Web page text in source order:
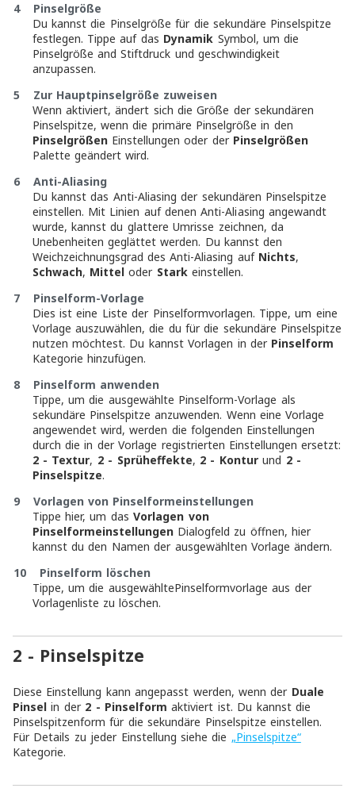
4
Pinselgröße
Du kannst die Pinselgröße für die sekundäre Pinselspitze
festlegen. Tippe auf das Dynamik Symbol, um die
Pinselgröße and Stiftdruck und geschwindigkeit
anzupassen.
5
Zur Hauptpinselgröße zuweisen
Wenn aktiviert, ändert sich die Größe der sekundären
Pinselspitze, wenn die primäre Pinselgröße in den
PinselgrößenEinstellungen oder der Pinselgrößen
Palette geändert wird.
6
Anti-Aliasing
Du kannst das Anti-Aliasing der sekundären Pinselspitze
einstellen. Mit Linien auf denen Anti-Aliasing angewandt
wurde, kannst du glattere Umrisse zeichnen, da
Unebenheiten geglättet werden. Du kannst den
Weichzeichnungsgrad des Anti-Aliasing auf Nichts,
Schwach, Mitteloder Starkeinstellen.
7
Pinselform-Vorlage
Dies ist eine Liste der Pinselformvorlagen. Tippe, um eine
Vorlage auszuwählen, die du für die sekundäre Pinselspitze
nutzen möchtest. Du kannst Vorlagen in der Pinselform
Kategorie hinzufügen.
8
Pinselform anwenden
Tippe, um die ausgewählte Pinselform-Vorlage als
sekundäre Pinselspitze anzuwenden. Wenn eine Vorlage
angewendet wird, werden die folgenden Einstellungen
durch die in der Vorlage registrierten Einstellungen ersetzt:
2 - Textur, 2 - Sprüheffekte, 2 - Konturund 2 -
Pinselspitze.
9
Vorlagen von Pinselformeinstellungen
Tippe hier, um dasVorlagen von
PinselformeinstellungenDialogfeld zu öffnen, hier
kannst du den Namen der ausgewählten Vorlage ändern.
10
Pinselform löschen
Tippe, um die ausgewähltePinselformvorlage aus der
Vorlagenliste zu löschen.
2 - Pinselspitze
Diese Einstellung kann angepasst werden, wenn der Duale
Pinsel in der 2 - Pinselform aktiviert ist. Du kannst die
Pinselspitzenform für die sekundäre Pinselspitze einstellen.
Für Details zu jeder Einstellung siehe die „Pinselspitze“
Kategorie.